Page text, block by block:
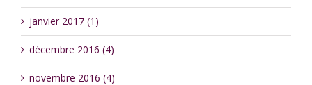
janvier 2017 (1)
décembre 2016 (4)
novembre 2016 (4)